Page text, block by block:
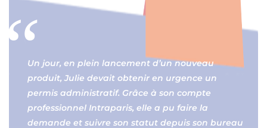
Un jour, en plein lancement d’un nouveau
produit, Julie devait obtenir en urgence un
permis administratif. Grâce à son compte
professionnel Intraparis, elle a pu faire la
demande et suivre son statut depuis son bureau